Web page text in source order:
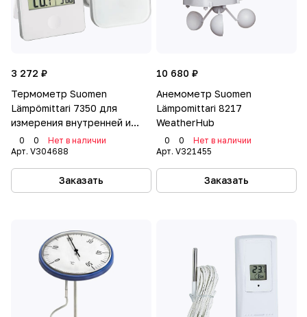
3 272 ₽
Термометр Suomen
Lämpömittari 7350 для
измерения внутренней и
наружной температуры,
белый
0 0
Нет в наличии
Арт. V304688
Заказать
10 680 ₽
Анемометр Suomen
Lämpomittari 8217
WeatherHub
0 0
Нет в наличии
Арт. V321455
Заказать